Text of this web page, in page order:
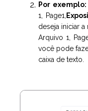
Por exemplo:
1, Page1,
deseja iniciar
Arquivo 1,
você pode
caixa de texto.